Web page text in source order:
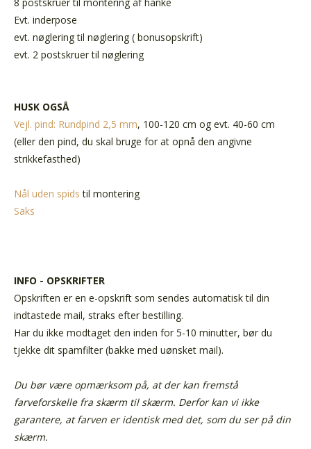
Evt. inderpose
evt. nøglering til nøglering ( bonusopskrift)
evt. 2 postskruer til nøglering
HUSK OGSÅ
Vejl. pind: Rundpind 2,5 mm, 100-120 cm og evt. 40-60 cm
(eller den pind, du skal bruge for at opnå den angivne
strikkefasthed)
Nål uden spids til montering
Saks
INFO - OPSKRIFTER
Opskriften er en e-opskrift som sendes automatisk til din
indtastede mail, straks efter bestilling.
Har du ikke modtaget den inden for 5-10 minutter, bør du
tjekke dit spamfilter (bakke med uønsket mail).
Du bør være opmærksom på, at der kan fremstå
farveforskelle fra skærm til skærm. Derfor kan vi ikke
garantere, at farven er identisk med det, som du ser på din
skærm.